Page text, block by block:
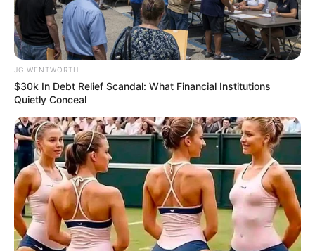
10 World Cup 2026 Facts Every Football Fan
Should Know
BRAINBERRIES
She Took Her Love For Horses To A Whole New
Level
BRAINBERRIES
JG WENTWORTH
$30k In Debt Relief Scandal: What Financial Institutions
Quietly Conceal